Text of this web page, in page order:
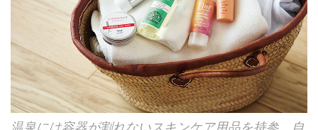
温泉には容器が割れないスキンケア用品を持参。自